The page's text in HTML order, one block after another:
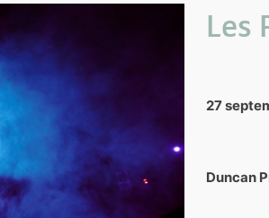
Les
27
Duncan